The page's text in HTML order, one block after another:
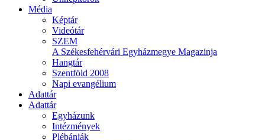
Média
Képtár
Videótár
SZEM
A Székesfehérvári Egyházmegye Magazinja
Hangtár
Szentföld 2008
Napi evangélium
Adattár
Adattár
Egyházunk
Intézmények
Plébániák